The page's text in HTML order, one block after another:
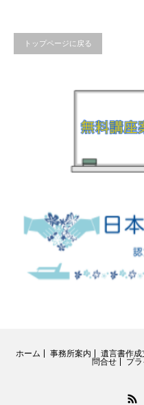
トップページに戻る
ホーム 事務所案内 遺言書作成
問合せ
プ
Facebook